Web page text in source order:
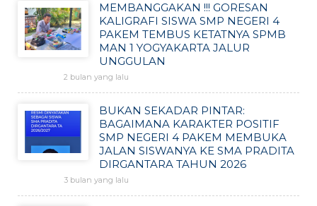
MEMBANGGAKAN !!! GORESAN
KALIGRAFI SISWA SMP NEGERI 4
PAKEM TEMBUS KETATNYA SPMB
MAN 1 YOGYAKARTA JALUR
UNGGULAN
2 bulan yang lalu
BUKAN SEKADAR PINTAR:
BAGAIMANA KARAKTER POSITIF
SMP NEGERI 4 PAKEM MEMBUKA
JALAN SISWANYA KE SMA PRADITA
DIRGANTARA TAHUN 2026
3 bulan yang lalu